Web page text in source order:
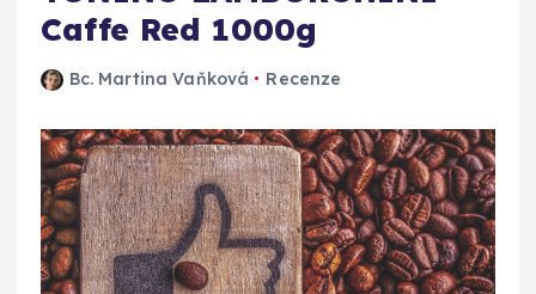
Caffe Red 1000g
Bc. Martina Vaňková Recenze